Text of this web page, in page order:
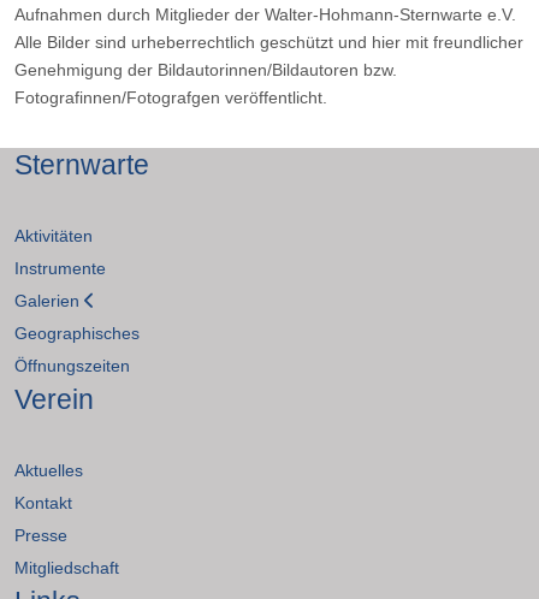
Aufnahmen durch Mitglieder der Walter-Hohmann-Sternwarte e.V.
Alle Bilder sind urheberrechtlich geschützt und hier mit freundlicher
Genehmigung der Bildautorinnen/Bildautoren bzw.
Fotografinnen/Fotografgen veröffentlicht.
Sternwarte
Aktivitäten
Instrumente
Galerien
Geographisches
Öffnungszeiten
Verein
Aktuelles
Kontakt
Presse
Mitgliedschaft